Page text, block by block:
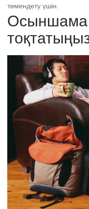
төмендету үшін.
Осыншама